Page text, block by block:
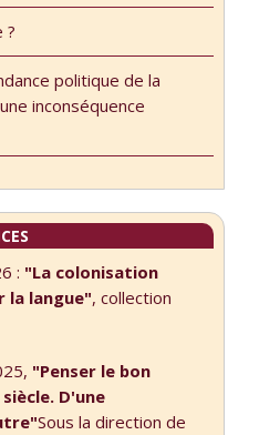
?
politique de la
inconséquence
: "La colonisation
la langue", collection
"Penser le bon
D'une
Sous la direction de